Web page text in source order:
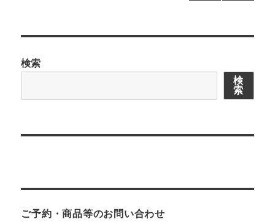
の
ペ
ー
ジ
り
検索
検
索
ご予約・商品等のお問い合わせ